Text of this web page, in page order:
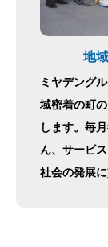
地
ミヤデング
域密着の町
します。毎
ん、サービ
社会の発展